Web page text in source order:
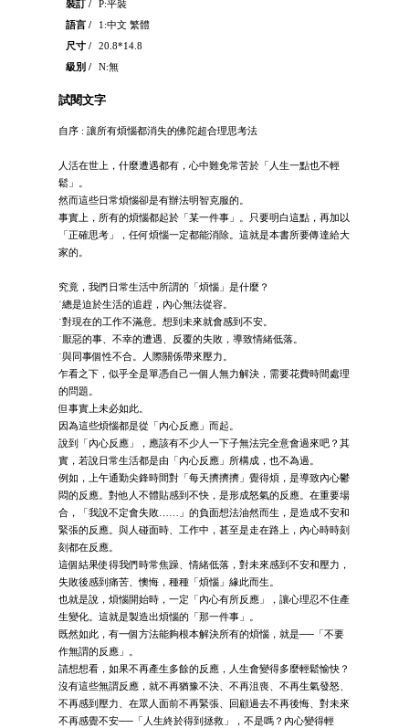
裝訂 /
P:平裝
語言 /
1:中文 繁體
尺寸 /
20.8*14.8
級別 /
N:無
試閱文字
自序 : 讓所有煩惱都消失的佛陀超合理思考法
人活在世上，什麼遭遇都有，心中難免常苦於「人生一點也不輕
鬆」。
然而這些日常煩惱卻是有辦法明智克服的。
事實上，所有的煩惱都起於「某一件事」。只要明白這點，再加以
「正確思考」，任何煩惱一定都能消除。這就是本書所要傳達給大
家的。
究竟，我們日常生活中所謂的「煩惱」是什麼？
˙總是迫於生活的追趕，內心無法從容。
˙對現在的工作不滿意。想到未來就會感到不安。
˙厭惡的事、不幸的遭遇、反覆的失敗，導致情緒低落。
˙與同事個性不合。人際關係帶來壓力。
乍看之下，似乎全是單憑自己一個人無力解決，需要花費時間處理
的問題。
但事實上未必如此。
因為這些煩惱都是從「內心反應」而起。
說到「內心反應」，應該有不少人一下子無法完全意會過來吧？其
實，若說日常生活都是由「內心反應」所構成，也不為過。
例如，上午通勤尖鋒時間對「每天擠擠擠」覺得煩，是導致內心鬱
悶的反應。對他人不體貼感到不快，是形成怒氣的反應。在重要場
合，「我說不定會失敗……」的負面想法油然而生，是造成不安和
緊張的反應。與人碰面時、工作中，甚至是走在路上，內心時時刻
刻都在反應。
這個結果使得我們時常焦躁、情緒低落，對未來感到不安和壓力，
失敗後感到痛苦、懊悔，種種「煩惱」緣此而生。
也就是說，煩惱開始時，一定「內心有所反應」，讓心理忍不住產
生變化。這就是製造出煩惱的「那一件事」。
既然如此，有一個方法能夠根本解決所有的煩惱，就是──「不要
作無謂的反應」。
請想想看，如果不再產生多餘的反應，人生會變得多麼輕鬆愉快？
沒有這些無謂反應，就不再猶豫不決、不再沮喪、不再生氣發怒、
不再感到壓力、在眾人面前不再緊張、回顧過去不再後悔、對未來
不再感覺不安──「人生終於得到拯救」，不是嗎？內心變得輕